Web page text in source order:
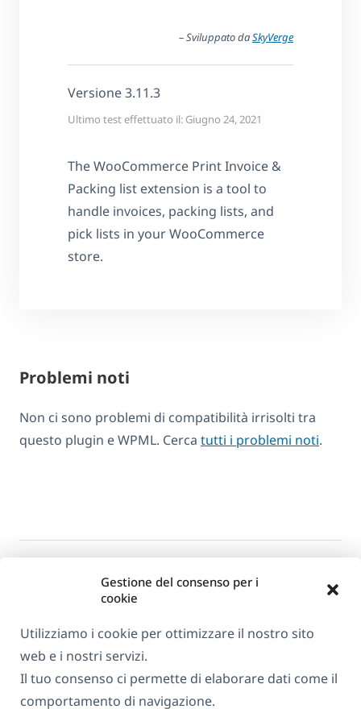
Gestione del consenso per i
cookie
Utilizziamo i cookie per ottimizzare il nostro sito
web e i nostri servizi.
Il tuo consenso ci permette di elaborare dati come il
comportamento di navigazione.
– Sviluppato daSkyVerge
Versione 3.11.3
Ultimo test effettuato il: Giugno 24, 2021
The WooCommerce Print Invoice &
Packing list extension is a tool to
handle invoices, packing lists, and
pick lists in your WooCommerce
store.
Problemi noti
Non ci sono problemi di compatibilità irrisolti tra
questo plugin e WPML. Cerca tutti i problemi noti.
GDPR e Informativa sulla Privacy